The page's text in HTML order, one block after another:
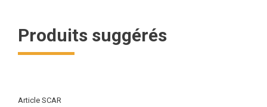
Produits suggérés
Article SCAR